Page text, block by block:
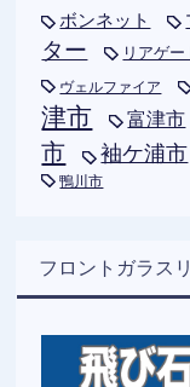
ボンネット
ター
リアゲー
ヴェルファイア
津市
富津市
市
袖ケ浦市
鴨川市
フロントガラス